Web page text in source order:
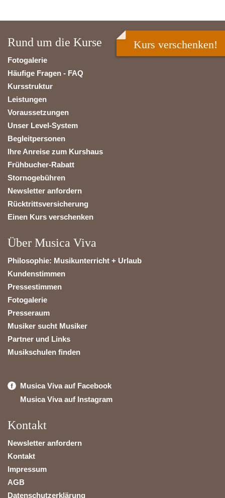
Rund um die Kurse
Fotogalerie
Häufige Fragen - FAQ
Kursstruktur
Leistungen
Voraussetzungen
Unser Level-System
Begleitpersonen
Ihre Anreise zum Kurshaus
Frühbucher-Rabatt
Stornogebühren
Newsletter anfordern
Rücktrittsversicherung
Einen Kurs verschenken
Über Musica Viva
Philosophie: Musikunterricht + Urlaub
Kundenstimmen
Pressestimmen
Fotogalerie
Presseraum
Musiker sucht Musiker
Partner und Links
Musikschulen finden
Musica Viva auf Facebook
Musica Viva auf Instagram
Kontakt
Newsletter anfordern
Kontakt
Impressum
AGB
Datenschutzerklärung
Kurs verschenken!